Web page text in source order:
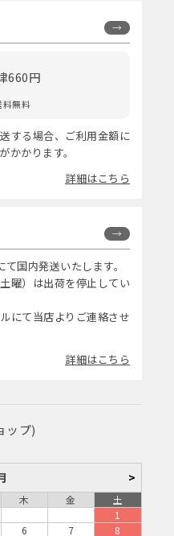
660円
料無料
する場合、ご利用金額に
かかります。
詳細はこちら
国内発送いたします。
曜）は出荷を停止してい
にて当店よりご連絡させ
詳細はこちら
ップ)
>
木 金
土
1
6 7
8